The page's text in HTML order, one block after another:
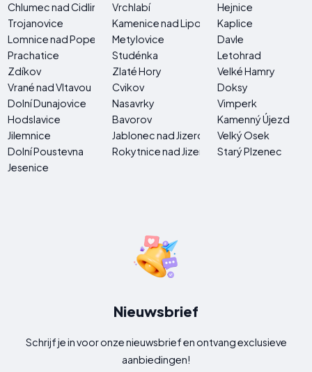
Chlumec nad Cidlinou
Vrchlabí
Hejnice
Trojanovice
Kamenice nad Lipou
Kaplice
Lomnice nad PopelkouMetylovice
Davle
Prachatice
Studénka
Letohrad
Zdíkov
Zlaté Hory
Velké Hamry
Vrané nad Vltavou
Cvikov
Doksy
Dolní Dunajovice
Nasavrky
Vimperk
Hodslavice
Bavorov
Kamenný Újezd
Jilemnice
Jablonec nad Jizerou
Velký Osek
Dolní Poustevna
Rokytnice nad Jizerou
Starý Plzenec
Jesenice
Nieuwsbrief
Schrijf je in voor onze nieuwsbrief en ontvang exclusieve
aanbiedingen!